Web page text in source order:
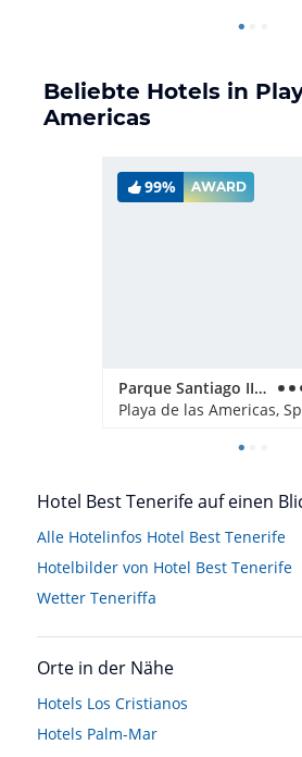
Beliebte Hotels in
Americas
99% AWARD
Parque Santiago III Official
Playa de las Americas,
Hotel Best Tenerife auf einen
Alle Hotelinfos Hotel Best Tenerife
Hotelbilder von Hotel Best Tenerife
Wetter Teneriffa
Orte in der Nähe
Hotels Los Cristianos
Hotels Palm-Mar